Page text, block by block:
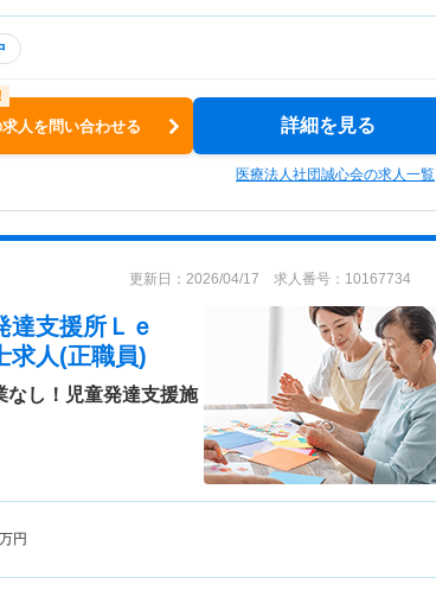
人を問い合わせる 詳細を見る
医療法人社団誠心会の求人一覧
更新日：2026/04/17 求人番号：10167734
達支援所Ｌｅ
求人(正職員)
なし！児童発達支援施
万円